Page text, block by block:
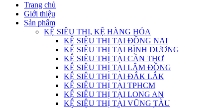
Trang chủ
Giới thiệu
Sản phẩm
KỆ SIÊU THỊ, KỆ HÀNG HÓA
KỆ SIÊU THỊ TẠI ĐỒNG NAI
KỆ SIÊU THỊ TẠI BÌNH DƯƠNG
KỆ SIÊU THỊ TẠI CẦN THƠ
KỆ SIÊU THỊ TẠI LÂM ĐỒNG
KỆ SIÊU THỊ TẠI ĐẮK LẮK
KỆ SIÊU THỊ TẠI TPHCM
KỆ SIÊU THỊ TẠI LONG AN
KỆ SIÊU THỊ TẠI VŨNG TÀU